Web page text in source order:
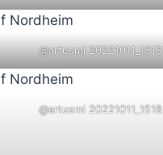
@artusmi 20221011_1513
@artusmi 20221011_1518